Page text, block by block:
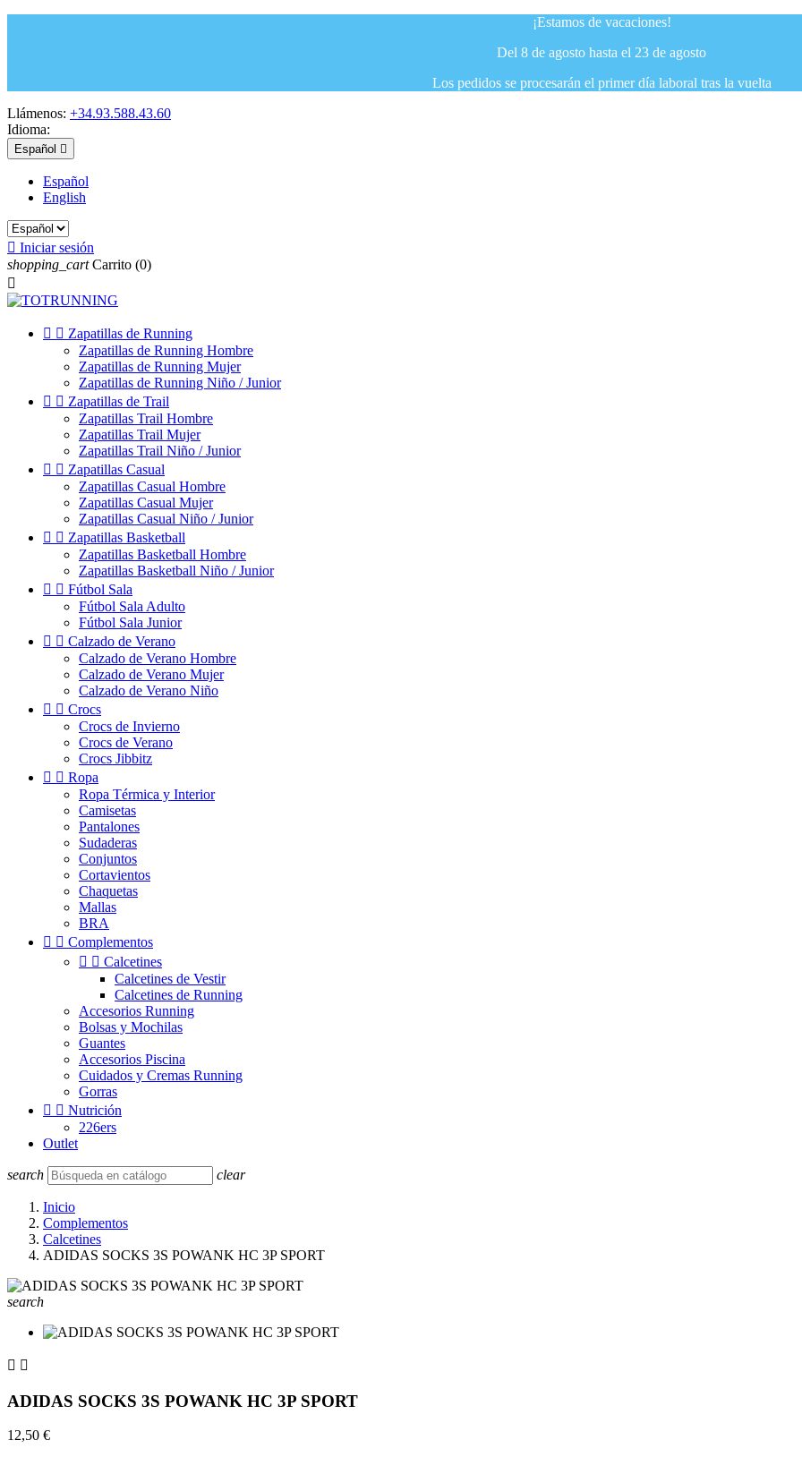
¡Estamos de vacaciones!
Del 8 de agosto hasta el 23 de agosto
Los pedidos se procesarán el primer día laboral tras la vuelta
Llámenos: +34.93.588.43.60
Idioma:
Español 
Español
English
 Iniciar sesión
shopping_cart Carrito (0)

  Zapatillas de Running
Zapatillas de Running Hombre
Zapatillas de Running Mujer
Zapatillas de Running Niño / Junior
  Zapatillas de Trail
Zapatillas Trail Hombre
Zapatillas Trail Mujer
Zapatillas Trail Niño / Junior
  Zapatillas Casual
Zapatillas Casual Hombre
Zapatillas Casual Mujer
Zapatillas Casual Niño / Junior
  Zapatillas Basketball
Zapatillas Basketball Hombre
Zapatillas Basketball Niño / Junior
  Fútbol Sala
Fútbol Sala Adulto
Fútbol Sala Junior
  Calzado de Verano
Calzado de Verano Hombre
Calzado de Verano Mujer
Calzado de Verano Niño
  Crocs
Crocs de Invierno
Crocs de Verano
Crocs Jibbitz
  Ropa
Ropa Térmica y Interior
Camisetas
Pantalones
Sudaderas
Conjuntos
Cortavientos
Chaquetas
Mallas
BRA
  Complementos
  Calcetines
Calcetines de Vestir
Calcetines de Running
Accesorios Running
Bolsas y Mochilas
Guantes
Accesorios Piscina
Cuidados y Cremas Running
Gorras
  Nutrición
226ers
Outlet
search clear
Inicio
Complementos
Calcetines
ADIDAS SOCKS 3S POWANK HC 3P SPORT
search
 
ADIDAS SOCKS 3S POWANK HC 3P SPORT
12,50 €